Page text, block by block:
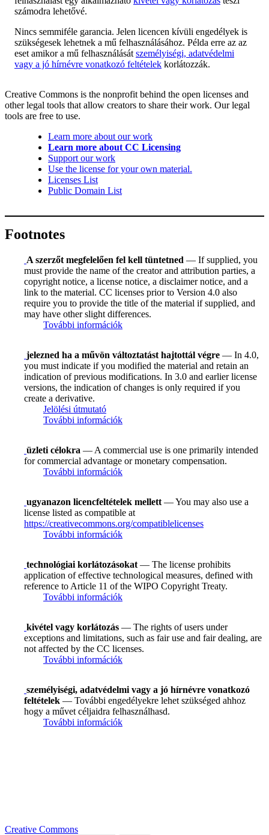
számodra lehetővé.
Nincs semmiféle garancia. Jelen licencen kívüli engedélyek is
szükségesek lehetnek a mű felhasználásához. Példa erre az az
eset amikor a mű felhasználását személyiségi, adatvédelmi
vagy a jó hírnévre vonatkozó feltételek korlátozzák.
Creative Commons is the nonprofit behind the open licenses and
other legal tools that allow creators to share their work. Our legal
tools are free to use.
Learn more about our work
Learn more about CC Licensing
Support our work
Use the license for your own material.
Licenses List
Public Domain List
Footnotes
A szerzőt megfelelően fel kell tüntetned — If supplied, you
must provide the name of the creator and attribution parties, a
copyright notice, a license notice, a disclaimer notice, and a
link to the material. CC licenses prior to Version 4.0 also
require you to provide the title of the material if supplied, and
may have other slight differences.
További információk
jelezned ha a művön változtatást hajtottál végre — In 4.0,
you must indicate if you modified the material and retain an
indication of previous modifications. In 3.0 and earlier license
versions, the indication of changes is only required if you
create a derivative.
Jelölési útmutató
További információk
üzleti célokra — A commercial use is one primarily intended
for commercial advantage or monetary compensation.
További információk
ugyanazon licencfeltételek mellett — You may also use a
license listed as compatible at
https://creativecommons.org/compatiblelicenses
További információk
technológiai korlátozásokat — The license prohibits
application of effective technological measures, defined with
reference to Article 11 of the WIPO Copyright Treaty.
További információk
kivétel vagy korlátozás — The rights of users under
exceptions and limitations, such as fair use and fair dealing, are
not affected by the CC licenses.
További információk
személyiségi, adatvédelmi vagy a jó hírnévre vonatkozó
feltételek — További engedélyekre lehet szükséged ahhoz
hogy a művet céljaidra felhasználhasd.
További információk
Creative Commons